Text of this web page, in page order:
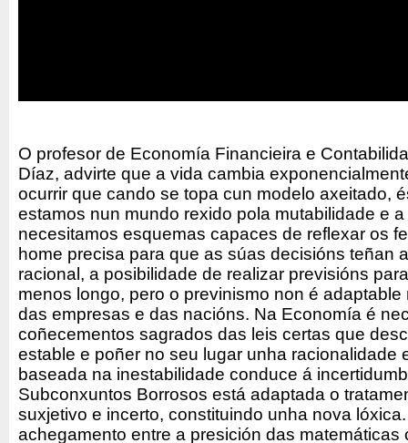
O profesor de Economía Financieira e
Díaz, advirte que a vida cambia
ocurrir que cando se topa cun modelo axeitado,
estamos nun mundo rexido pola mutabilidade e
necesitamos esquemas capaces de reflexar os
home precisa para que as súas decisións teñan
racional, a posibilidade de realizar previsións
menos longo, pero o previnismo non é
das empresas e das nacións. Na Economía é
coñecementos sagrados das leis certas que
estable e poñer no seu lugar unha racionalidade
baseada na inestabilidade conduce á
Subconxuntos Borrosos está adaptada o
suxjetivo e incerto, constituindo unha nova
achegamento entre a presición das matemáticas